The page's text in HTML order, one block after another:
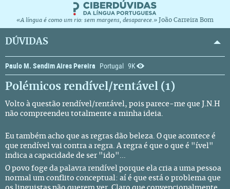
«A língua é como um rio: sem margens, desaparece.» João Carreira Bom
DÚVIDAS
Paulo M. Sendim Aires Pereira Portugal 9K
Polémicos rendível/rentável (1)
Volto à questão rendível/rentável, pois parece-me que J.N.H
não compreendeu totalmente a minha ideia.
Eu também acho que as regras dão beleza. O que acontece é
que rendível vai contra a regra. A regra é que o que é "ível"
indica a capacidade de ser "ido"...
O povo foge da palavra rendível porque ela cria a uma pessoa
normal um conflito conceptual: aí é que está o problema que